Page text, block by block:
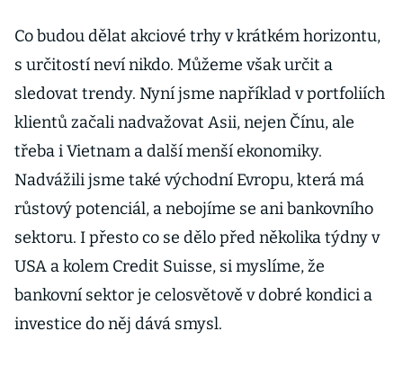
Co budou dělat akciové trhy v krátkém horizontu,
s určitostí neví nikdo. Můžeme však určit a
sledovat trendy. Nyní jsme například v portfoliích
klientů začali nadvažovat Asii, nejen Čínu, ale
třeba i Vietnam a další menší ekonomiky.
Nadvážili jsme také východní Evropu, která má
růstový potenciál, a nebojíme se ani bankovního
sektoru. I přesto co se dělo před několika týdny v
USA a kolem Credit Suisse, si myslíme, že
bankovní sektor je celosvětově v dobré kondici a
investice do něj dává smysl.